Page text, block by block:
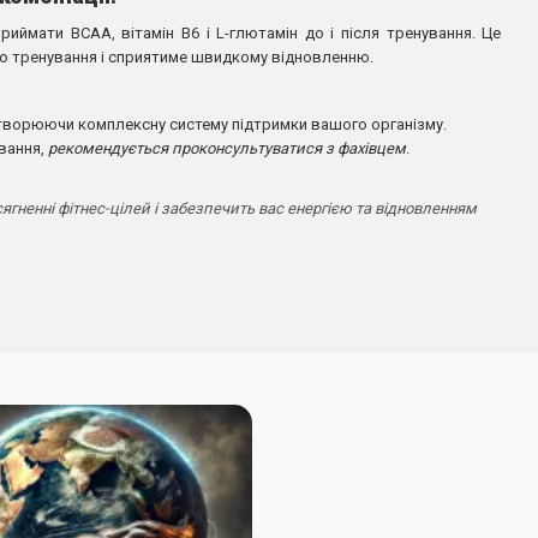
BCAA, вітамін B6 і L-глютамін до і після тренування. Це
і сприятиме швидкому відновленню.
комплексну систему підтримки вашого організму.
рекомендується проконсультуватися з фахівцем.
фітнес-цілей і забезпечить вас енергією та відновленням